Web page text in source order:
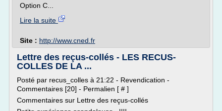
Option C...
Lire la suite
Site : http://www.cned.fr
Lettre des reçus-collés - LES RECUS-
COLLES DE LA ...
Posté par recus_colles à 21:22 - Revendication -
Commentaires [20] - Permalien [ # ]
Commentaires sur Lettre des reçus-collés